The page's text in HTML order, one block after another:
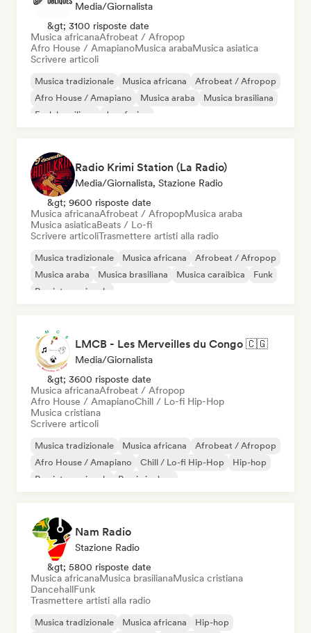
Media/Giornalista
&gt; 3100 risposte date
Musica africanaAfrobeat / Afropop
Afro House / AmapianoMusica arabaMusica asiatica
Scrivere articoli
Musica tradizionale Musica africana
Afrobeat / Afropop
Afro House / Amapiano
Musica araba
Musica brasiliana
Funk brasiliano
Jazz fusion
Radio Krimi Station (La Radio)
Media/Giornalista, Stazione Radio
&gt; 9600 risposte date
Musica africanaAfrobeat / AfropopMusica araba
Musica asiaticaBeats / Lo-fi
Scrivere articoliTrasmettere artisti alla radio
Musica tradizionale Musica africana
Afrobeat / Afropop
Musica araba
Musica brasiliana Musica caraibica
Funk
Rap internazionale
LMCB - Les Merveilles du Congo 🇨🇬
Media/Giornalista
&gt; 3600 risposte date
Musica africanaAfrobeat / Afropop
Afro House / AmapianoChill / Lo-fi Hip-Hop
Musica cristiana
Scrivere articoli
Musica tradizionale Musica africana
Afrobeat / Afropop
Afro House / Amapiano
Chill / Lo-fi Hip-Hop
Hip-hop
Rap internazionale
Rap in inglese
Nam Radio
Stazione Radio
&gt; 5800 risposte date
Musica africanaMusica brasilianaMusica cristiana
DancehallFunk
Trasmettere artisti alla radio
Musica tradizionale Musica africana
Hip-hop